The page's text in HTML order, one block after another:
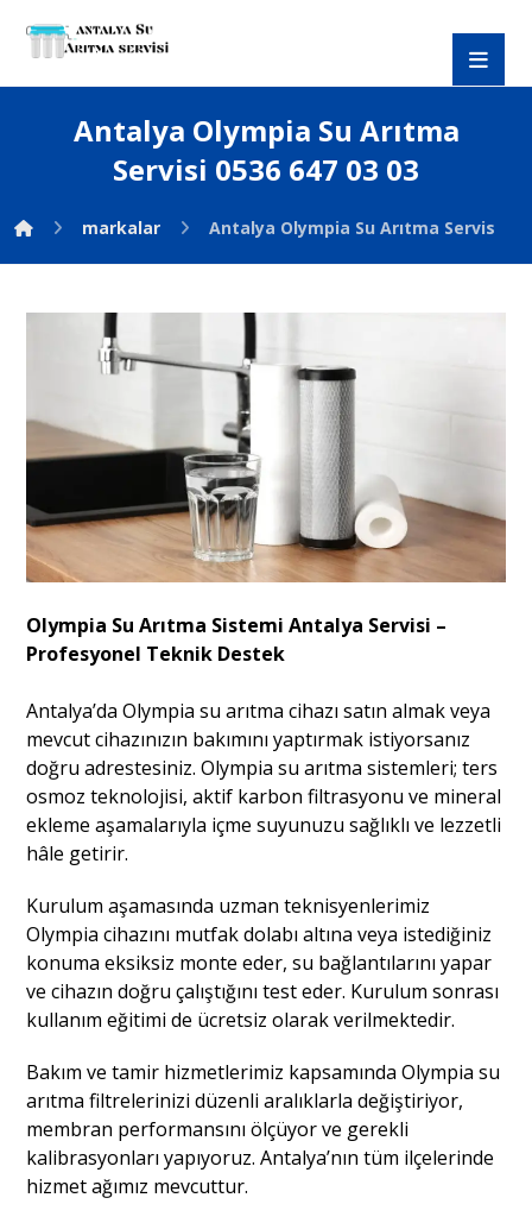
Antalya Olympia Su Arıtma
Servisi 0536 647 03 03
markalar Antalya Olympia Su Arıtma Servisi
Olympia Su Arıtma Sistemi Antalya Servisi –
Profesyonel Teknik Destek
Antalya’da Olympia su arıtma cihazı satın almak veya
mevcut cihazınızın bakımını yaptırmak istiyorsanız
doğru adrestesiniz. Olympia su arıtma sistemleri; ters
osmoz teknolojisi, aktif karbon filtrasyonu ve mineral
ekleme aşamalarıyla içme suyunuzu sağlıklı ve lezzetli
hâle getirir.
Kurulum aşamasında uzman teknisyenlerimiz
Olympia cihazını mutfak dolabı altına veya istediğiniz
konuma eksiksiz monte eder, su bağlantılarını yapar
ve cihazın doğru çalıştığını test eder. Kurulum sonrası
kullanım eğitimi de ücretsiz olarak verilmektedir.
Bakım ve tamir hizmetlerimiz kapsamında Olympia su
arıtma filtrelerinizi düzenli aralıklarla değiştiriyor,
membran performansını ölçüyor ve gerekli
kalibrasyonları yapıyoruz. Antalya’nın tüm ilçelerinde
hizmet ağımız mevcuttur.